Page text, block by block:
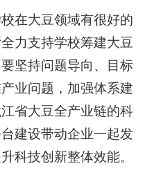
在大豆领域有很好的
力支持学校筹建大豆
坚持问题导向、目标
业问题，加强体系建
省大豆全产业链的科
建设带动企业一起发
科技创新整体效能。